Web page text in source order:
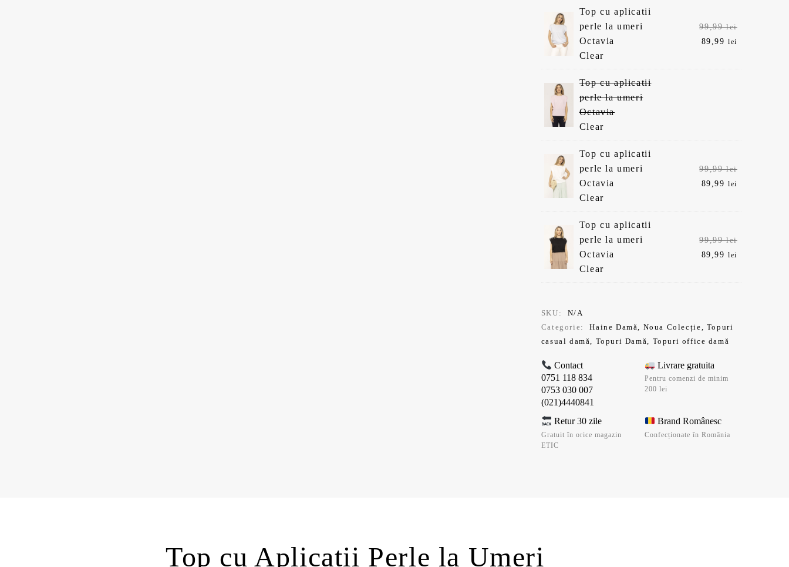
Top cu aplicatii
perle la umeri
Octavia
Clear
99,99lei
89,99lei
Top cu aplicatii
perle la umeri
Octavia
Clear
Top cu aplicatii
perle la umeri
Octavia
Clear
99,99lei
89,99lei
Top cu aplicatii
perle la umeri
Octavia
Clear
99,99lei
89,99lei
SKU:
N/A
Categorie:
Haine Damă, Noua Colecție, Topuri
casual damă, Topuri Damă, Topuri office damă
Contact
0751 118 834
0753 030 007
(021)4440841
Livrare gratuita
Pentru comenzi de minim
200 lei
Retur 30 zile
Gratuit în orice magazin
ETIC
Brand Românesc
Confecționate în România
Top cu Aplicații Perle la Umeri